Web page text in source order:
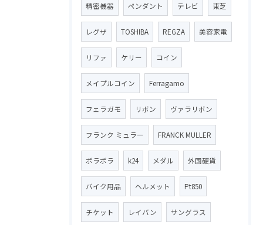
精密機器 ペンダント テレビ 東芝
レグザ TOSHIBA REGZA 美容家電
リファ ケリー コイン
メイプルコイン Ferragamo
フェラガモ リボン ヴァラリボン
フランク ミュラー FRANCK MULLER
ボラボラ k24 メダル 外国硬貨
バイク用品 ヘルメット Pt850
チケット レイバン サングラス